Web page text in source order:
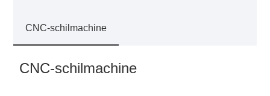
CNC-schilmachine
CNC-schilmachine